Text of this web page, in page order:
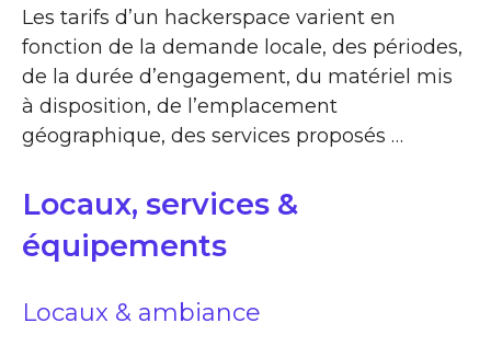
Les tarifs d’un hackerspace varient en
fonction de la demande locale, des périodes,
de la durée d’engagement, du matériel mis
à disposition, de l’emplacement
géographique, des services proposés …
Locaux, services &
équipements
Locaux & ambiance